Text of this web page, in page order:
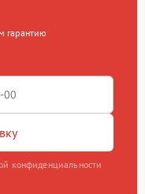
гарантию
конфиденциальности